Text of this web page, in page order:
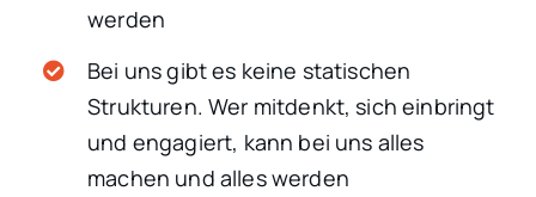
werden
Bei uns gibt es keine statischen
Strukturen. Wer mitdenkt, sich einbringt
und engagiert, kann bei uns alles
machen und alles werden